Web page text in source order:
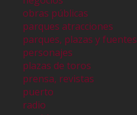
obras públicas
parques atracciones
parques, plazas y fuentes
personajes
plazas de toros
prensa, revistas
puerto
radio